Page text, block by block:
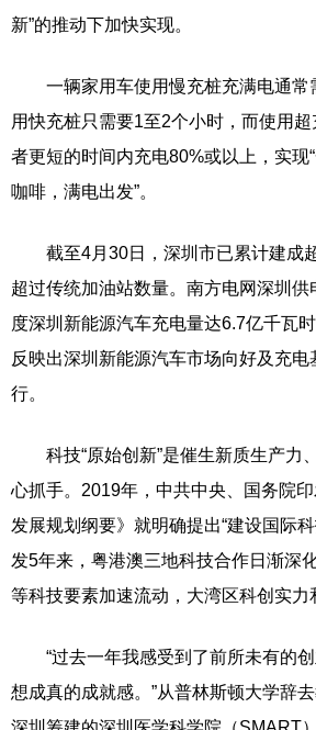
新”的推动下加快实现。
一辆家用车使用慢充桩充满电通常
用快充桩只需要1至2个小时，而使用
者更短的时间内充电80%或以上，实现
咖啡，满电出发”。
截至4月30日，深圳市已累计建成
超过传统加油站数量。南方电网深圳
度深圳新能源汽车充电量达6.7亿千瓦
反映出深圳新能源汽车市场向好及充电
行。
科技“原始创新”是催生新质生产力
心抓手。2019年，中共中央、国务院
发展规划纲要》就明确提出“建设国际
发5年来，粤港澳三地科技合作日渐深
等科技要素加速流动，大湾区科创实力
“过去一年我感受到了前所未有的创
想成真的成就感。”从普林斯顿大学辞